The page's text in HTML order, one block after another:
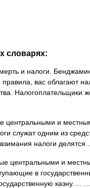
словарях:
и налоги.
вас облагают
и
служат одним из
взимания налоги
центральными и
в
казну.…